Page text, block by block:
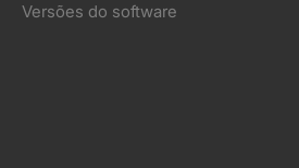
Versões do software